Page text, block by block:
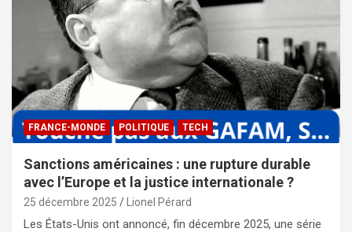
FRANCE-MONDE POLITIQUE TECH
Sanctions américaines : une rupture durable
avec l’Europe et la justice internationale ?
25 décembre 2025 Lionel Pérard
Les États-Unis ont annoncé, fin décembre 2025, une série